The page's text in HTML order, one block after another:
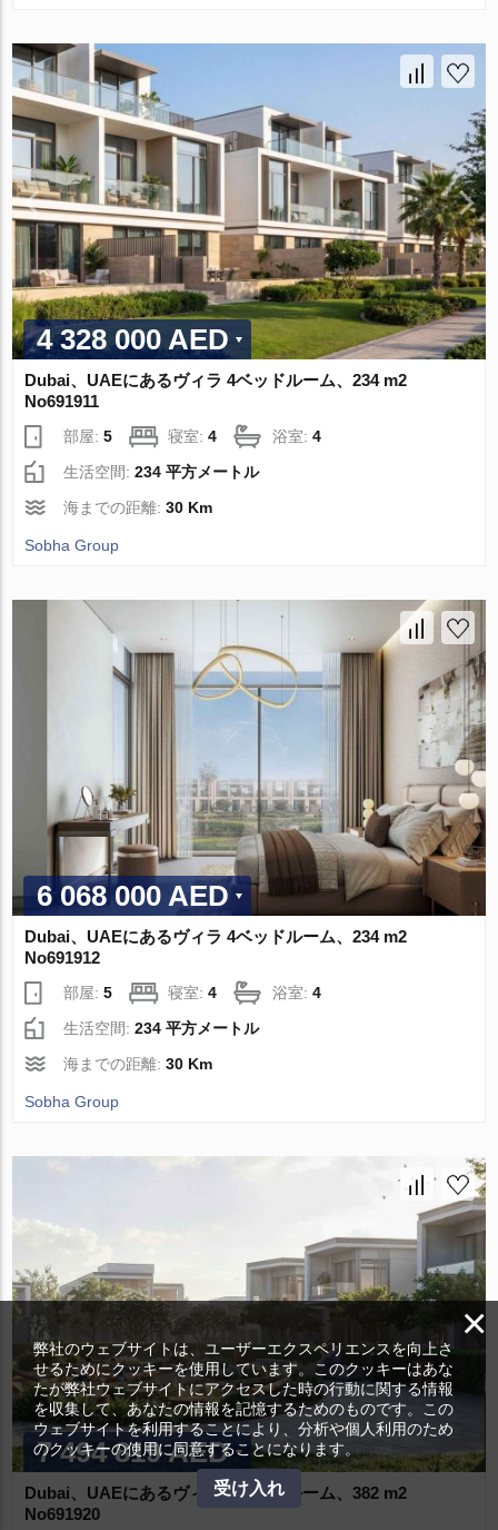
4 328 000 AED
Dubai、UAEにあるヴィラ 4ベッドルーム、234 m2
No691911
部屋:5 寝室:4 浴室:4
生活空間:234 平方メートル
海までの距離:30 Km
Sobha Group
6 068 000 AED
Dubai、UAEにあるヴィラ 4ベッドルーム、234 m2
No691912
部屋:5 寝室:4 浴室:4
生活空間:234 平方メートル
海までの距離:30 Km
Sobha Group
7 494 819 AED
Dubai、UAEにあるヴィラ 5ベッドルーム、382 m2
No691920
×
弊社のウェブサイトは、ユーザーエクスペリエンスを向上さ
せるためにクッキーを使用しています。このクッキーはあな
たが弊社ウェブサイトにアクセスした時の行動に関する情報
を収集して、あなたの情報を記憶するためのものです。この
ウェブサイトを利用することにより、分析や個人利用のため
のクッキーの使用に同意することになります。
受け入れ